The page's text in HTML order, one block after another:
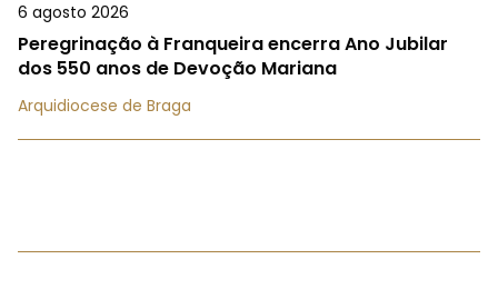
6 agosto 2026
Peregrinação à Franqueira encerra Ano Jubilar
dos 550 anos de Devoção Mariana
Arquidiocese de Braga